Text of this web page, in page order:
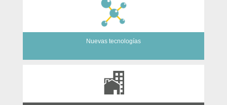
Nuevas tecnologías